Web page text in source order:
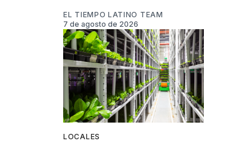
EL TIEMPO LATINO TEAM
7 de agosto de 2026
LOCALES